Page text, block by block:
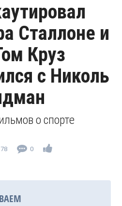
Сталлоне и
Круз
с Николь
о спорте
78 0